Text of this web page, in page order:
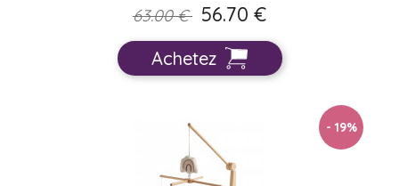
63.00 € 56.70 €
Achetez
- 19%